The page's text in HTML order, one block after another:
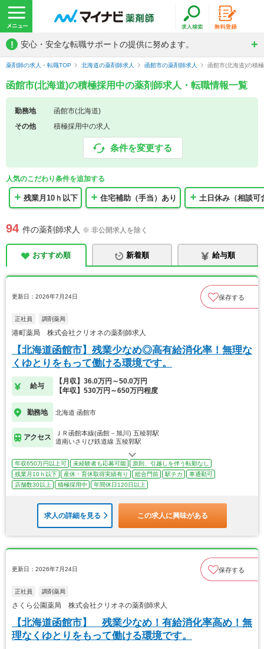
! 安心・安全な転職サポートの提供に努めます。
薬剤師の求人・転職TOP 北海道の薬剤師求人 函館市の薬剤師求人 函館市(北海道)の積
函館市(北海道)の積極採用中の薬剤師求人・転職情報一覧
勤務地
函館市(北海道)
その他
積極採用中の求人
条件を変更する
人気のこだわり条件を追加する
残業月10ｈ以下 住宅補助（手当）あり 土日休み（相談可
94 件の薬剤師求人 ※ 非公開求人を除く
おすすめ順 新着順 給与順
更新日：2026年7月24日 保存する
正社員 調剤薬局
港町薬局 株式会社クリオネの薬剤師求人
【北海道函館市】残業少なめ◎高有給消化率！無理な
くゆとりをもって働ける環境です。
給与
【月収】36.0万円～50.0万円
【年収】530万円～650万円程度
勤務地 北海道 函館市
アクセス
ＪＲ函館本線(函館－旭川) 五稜郭駅
道南いさりび鉄道線 五稜郭駅
年収650万円以上可 未経験者も応募可能
原則、引越しを伴う転勤なし
残業月10ｈ以下
産休・育休取得実績有り 総合門前 駅チカ
車通勤可
店舗数30以上
積極採用中 年間休日120日以上
求人の詳細を見る この求人に興味がある
更新日：2026年7月24日 保存する
正社員 調剤薬局
さくら公園薬局 株式会社クリオネの薬剤師求人
【北海道函館市】 残業少なめ！有給消化率高め！無
理なくゆとりをもって働ける環境です。